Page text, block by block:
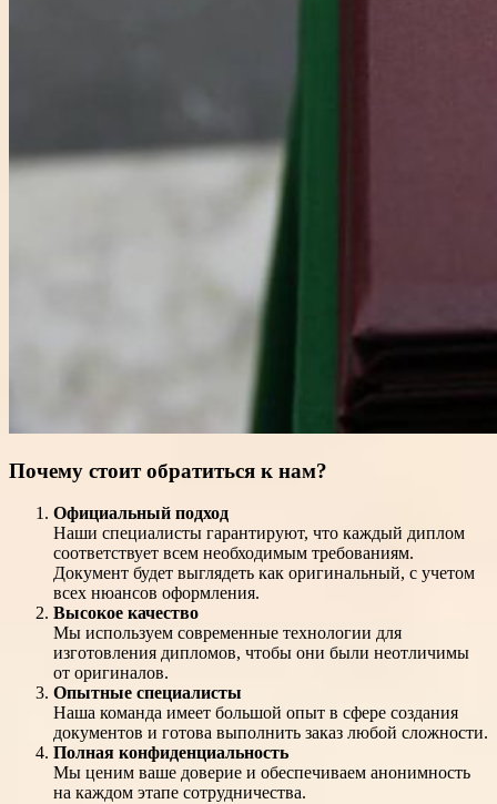
Почему стоит обратиться к нам?
Официальный подход
Наши специалисты гарантируют, что каждый диплом
соответствует всем необходимым требованиям.
Документ будет выглядеть как оригинальный, с учетом
всех нюансов оформления.
Высокое качество
Мы используем современные технологии для
изготовления дипломов, чтобы они были неотличимы
от оригиналов.
Опытные специалисты
Наша команда имеет большой опыт в сфере создания
документов и готова выполнить заказ любой сложности.
Полная конфиденциальность
Мы ценим ваше доверие и обеспечиваем анонимность
на каждом этапе сотрудничества.